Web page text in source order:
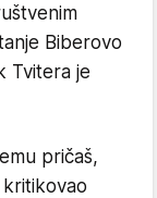
Biberovo
Tvitera je
pričaš,